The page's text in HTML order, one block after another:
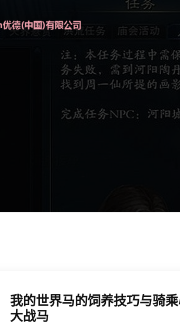
我的世界马的饲养技巧与骑
大战马